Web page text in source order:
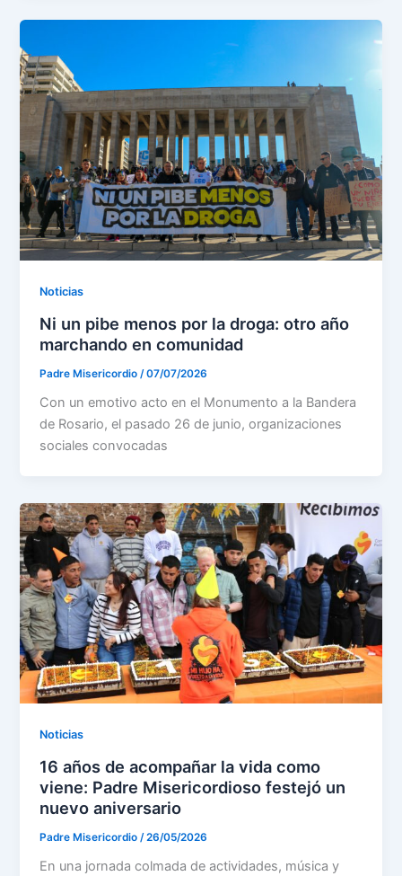
Noticias
Ni un pibe menos por la droga: otro año
marchando en comunidad
Padre Misericordio /07/07/2026
Con un emotivo acto en el Monumento a la Bandera
de Rosario, el pasado 26 de junio, organizaciones
sociales convocadas
Noticias
16 años de acompañar la vida como
viene: Padre Misericordioso festejó un
nuevo aniversario
Padre Misericordio /26/05/2026
En una jornada colmada de actividades, música y